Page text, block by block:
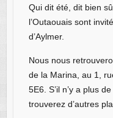
Qui dit été, dit bien
l’Outaouais sont
d’Aylmer.
Nous nous
de la Marina, au 1,
5E6. S’il n’y a plus
trouverez d’autres